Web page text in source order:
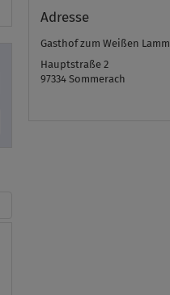
Adresse
Gasthof zum Weißen Lamm
Hauptstraße 2
97334 Sommerach